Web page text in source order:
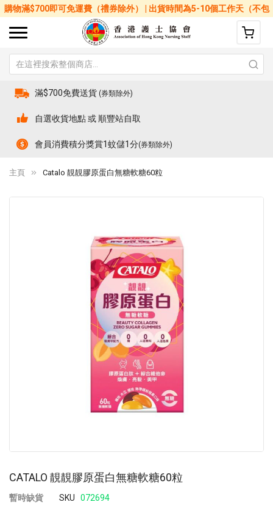
購物滿$700即可免運費（禮券除外） | 出貨時間為5-10個工作天（不包
括星期六、日及公眾假期）
滿$700免費送貨 (券類除外)
自選收貨地點 或 順豐站自取
會員消費積分獎賞1蚊儲1分(券類除外)
主頁 Catalo 靚靚膠原蛋白無糖軟糖60粒
CATALO 靚靚膠原蛋白無糖軟糖60粒
暫時缺貨 SKU 072694